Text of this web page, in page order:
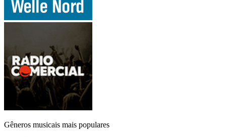
Gêneros musicais mais populares